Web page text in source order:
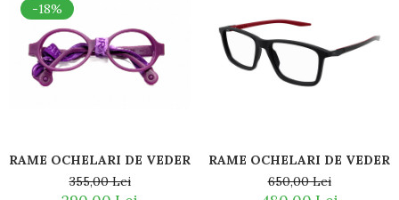
-18%
RAME OCHELARI DE VEDERE COPII MIRAFLEX BABY LUX
355,00 Lei
RAME OCHELARI DE
650,00 Lei